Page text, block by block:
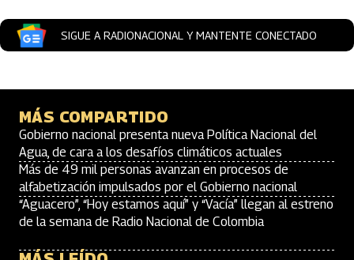
SIGUE A RADIONACIONAL Y MANTENTE CONECTADO
MÁS COMPARTIDO
Gobierno nacional presenta nueva Política Nacional del
Agua, de cara a los desafíos climáticos actuales
Más de 49 mil personas avanzan en procesos de
alfabetización impulsados por el Gobierno nacional
“Aguacero”, “Hoy estamos aquí” y “Vacía” llegan al estreno
de la semana de Radio Nacional de Colombia